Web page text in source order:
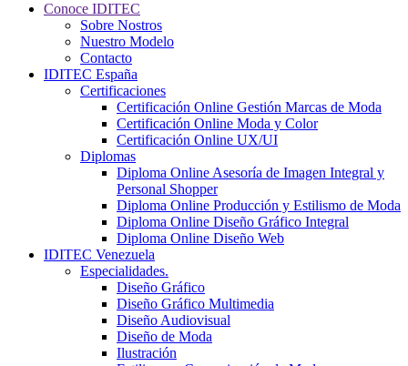
Conoce IDITEC
Sobre Nostros
Nuestro Modelo
Contacto
IDITEC España
Certificaciones
Certificación Online Gestión Marcas de Moda
Certificación Online Moda y Color
Certificación Online UX/UI
Diplomas
Diploma Online Asesoría de Imagen Integral y
Personal Shopper
Diploma Online Producción y Estilismo de Moda
Diploma Online Diseño Gráfico Integral
Diploma Online Diseño Web
IDITEC Venezuela
Especialidades.
Diseño Gráfico
Diseño Gráfico Multimedia
Diseño Audiovisual
Diseño de Moda
Ilustración